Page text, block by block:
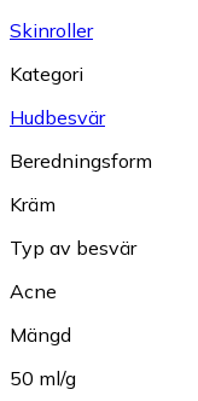
Skinroller
Kategori
Hudbesvär
Beredningsform
Kräm
Typ av besvär
Acne
Mängd
50 ml/g